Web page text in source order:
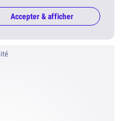
Accepter & afficher